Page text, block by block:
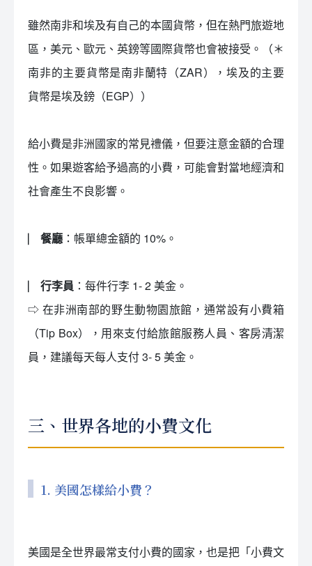
雖然南非和埃及有自己的本國貨幣，但在熱門旅遊地
區，美元、歐元、英鎊等國際貨幣也會被接受。（＊
南非的主要貨幣是南非蘭特（ZAR），埃及的主要
貨幣是埃及鎊（EGP））
給小費是非洲國家的常見禮儀，但要注意金額的合理
性。如果遊客給予過高的小費，可能會對當地經濟和
社會產生不良影響。
⎸ 餐廳 ：帳單總金額的 10%。
⎸ 行李員 ：每件行李 1- 2 美金。
⇨ 在非洲南部的野生動物園旅館，通常設有小費箱
（Tip Box），用來支付給旅館服務人員、客房清潔
員，建議每天每人支付 3- 5 美金。
三、世界各地的小費文化
1. 美國怎樣給小費？
美國是全世界最常支付小費的國家，也是把「小費文